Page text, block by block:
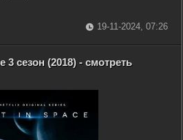
19-11-2024, 07:26
3 сезон (2018) - смотреть